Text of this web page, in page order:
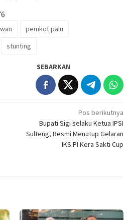
pemkot palu
stunting
SEBARKAN
Pos berikutnya
Bupati Sigi selaku Ketua IPSI
Sulteng, Resmi Menutup Gelaran
IKS.PI Kera Sakti Cup